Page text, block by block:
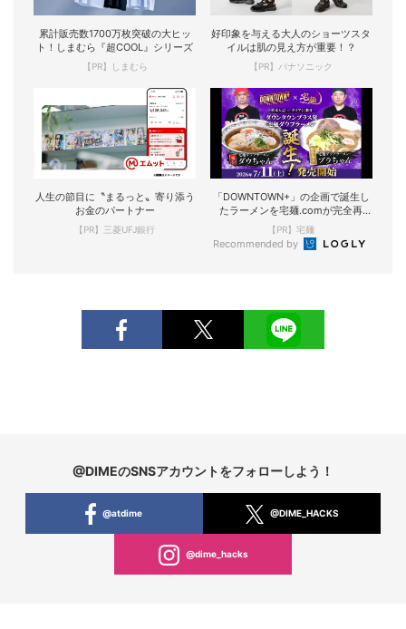
累計販売数1700万枚突破の大ヒッ
ト！しまむら『超COOL』シリーズ
【PR】しまむら
好印象を与える大人のショーツスタ
イルは肌の見え方が重要！？
【PR】パナソニック
人生の節目に〝まるっと〟寄り添う
お金のパートナー
【PR】三菱UFJ銀行
「DOWNTOWN+」の企画で誕生し
たラーメンを宅麺.comが完全再
現！
【PR】宅麺
Recommended by
@DIMEのSNSアカウントをフォローしよう！
@atdime @DIME_HACKS
@dime_hacks